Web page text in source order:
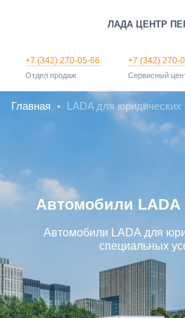
ЛАДА ЦЕНТР
+7 (342) 270-05-66
Отдел продаж
+7 (342) 270-
Сервисный
Главная LADA для юридических
Автомобили LADA
Автомобили LADA для
специальных